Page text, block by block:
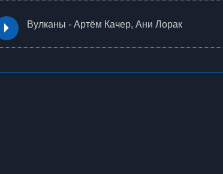
Вулканы - Артём Качер, Ани Лорак